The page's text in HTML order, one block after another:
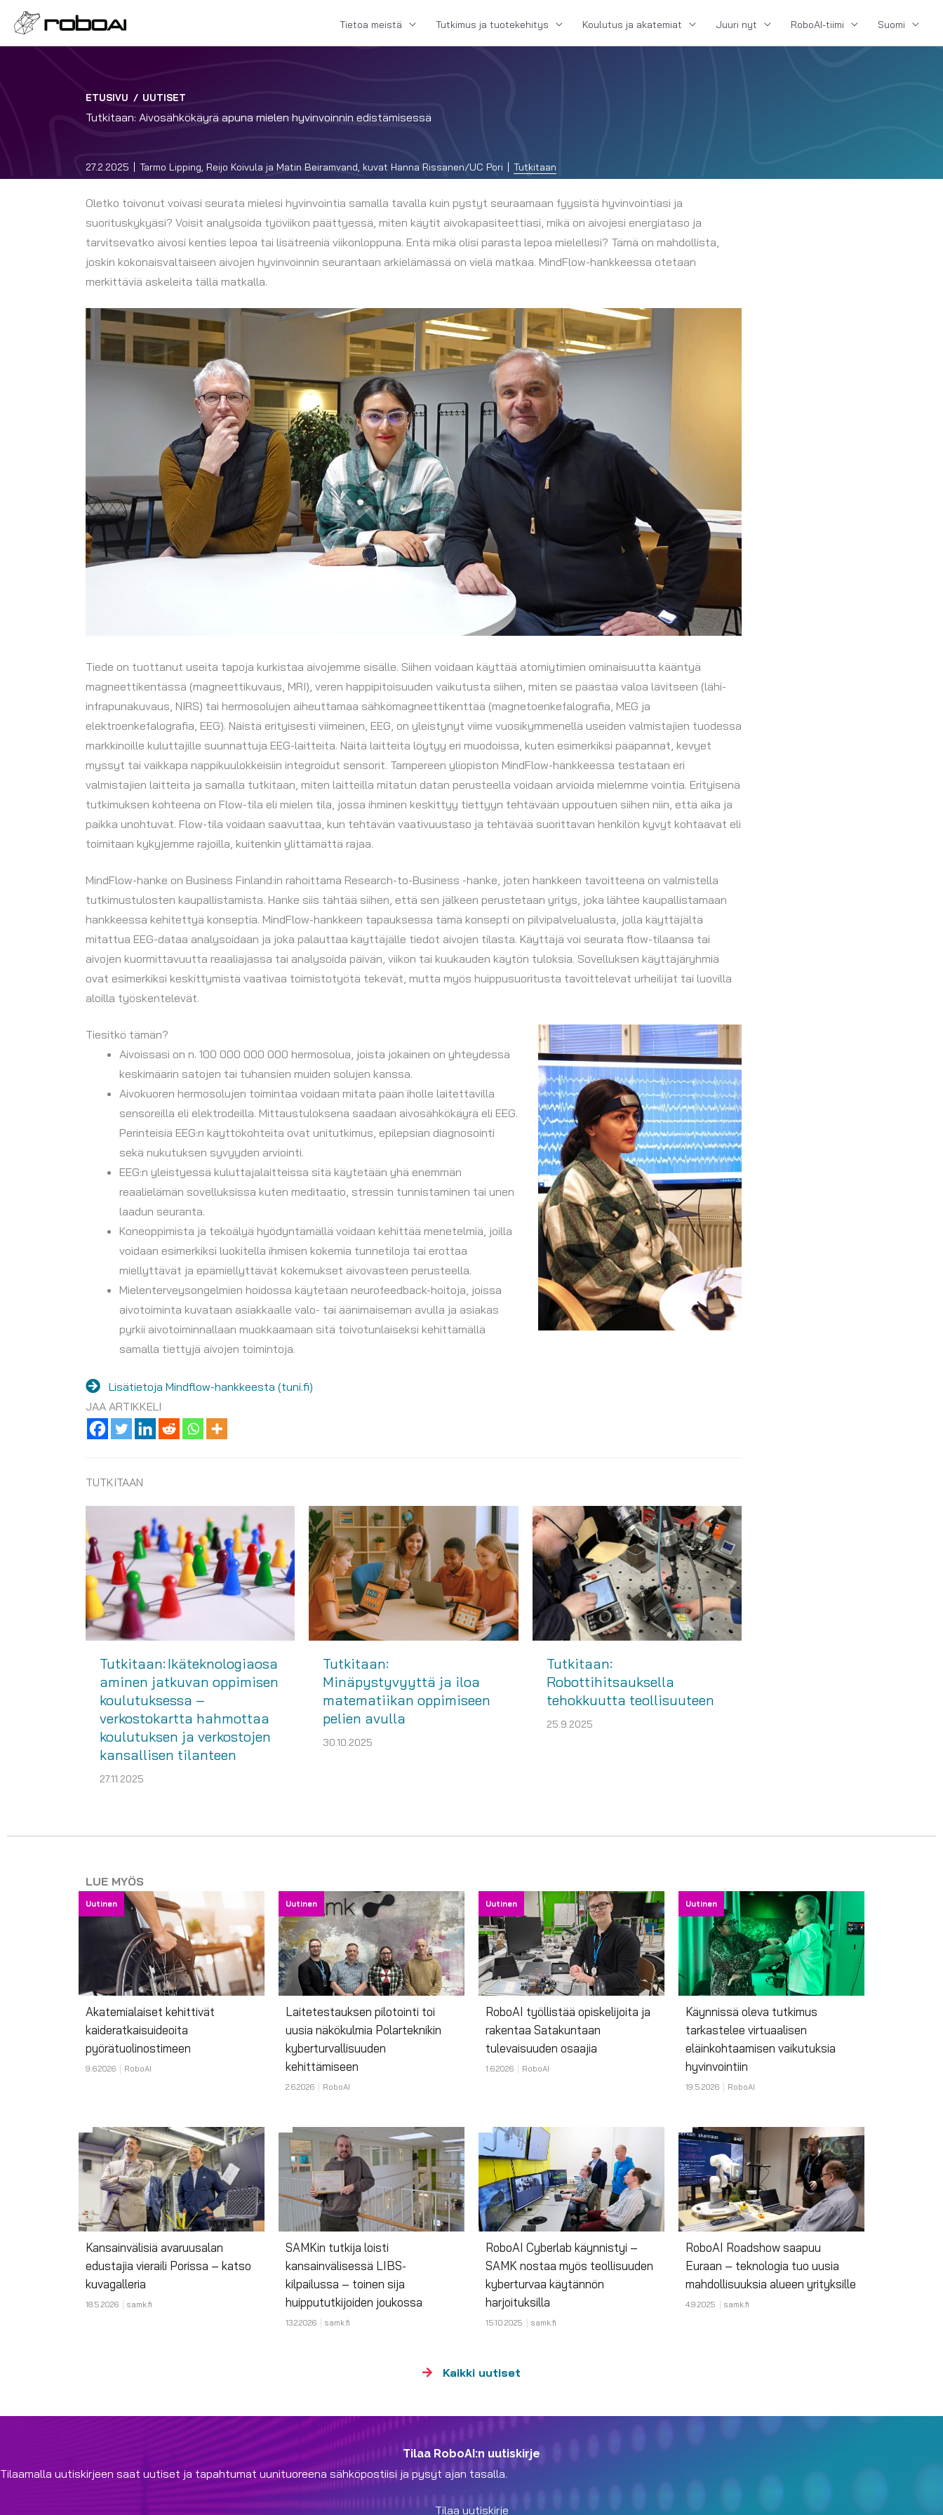
Tietoa meistä Tutkimus ja tuotekehitys Koulutus ja akatemiat Juuri nyt RoboAI-tiimi Suomi
ETUSIVU / UUTISET
Tutkitaan: Aivosähkökäyrä apuna mielen hyvinvoinnin edistämisessä
27.2.2025 Tarmo Lipping, Reijo Koivula ja Matin Beiramvand, kuvat Hanna Rissanen/UC Pori Tutkitaan
Oletko toivonut voivasi seurata mielesi hyvinvointia samalla tavalla kuin pystyt seuraamaan fyysistä hyvinvointiasi ja
suorituskykyäsi? Voisit analysoida työviikon päättyessä, miten käytit aivokapasiteettiasi, mikä on aivojesi energiataso ja
tarvitsevatko aivosi kenties lepoa tai lisätreeniä viikonloppuna. Entä mikä olisi parasta lepoa mielellesi? Tämä on mahdollista,
joskin kokonaisvaltaiseen aivojen hyvinvoinnin seurantaan arkielämässä on vielä matkaa. MindFlow-hankkeessa otetaan
merkittäviä askeleita tällä matkalla.
Tiede on tuottanut useita tapoja kurkistaa aivojemme sisälle. Siihen voidaan käyttää atomiytimien ominaisuutta kääntyä
magneettikentässä (magneettikuvaus, MRI), veren happipitoisuuden vaikutusta siihen, miten se päästää valoa lävitseen (lähi-
infrapunakuvaus, NIRS) tai hermosolujen aiheuttamaa sähkömagneettikenttää (magnetoenkefalografia, MEG ja
elektroenkefalografia, EEG). Näistä erityisesti viimeinen, EEG, on yleistynyt viime vuosikymmenellä useiden valmistajien tuodessa
markkinoille kuluttajille suunnattuja EEG-laitteita. Näitä laitteita löytyy eri muodoissa, kuten esimerkiksi pääpannat, kevyet
myssyt tai vaikkapa nappikuulokkeisiin integroidut sensorit. Tampereen yliopiston MindFlow-hankkeessa testataan eri
valmistajien laitteita ja samalla tutkitaan, miten laitteilla mitatun datan perusteella voidaan arvioida mielemme vointia. Erityisenä
tutkimuksen kohteena on Flow-tila eli mielen tila, jossa ihminen keskittyy tiettyyn tehtävään uppoutuen siihen niin, että aika ja
paikka unohtuvat. Flow-tila voidaan saavuttaa, kun tehtävän vaativuustaso ja tehtävää suorittavan henkilön kyvyt kohtaavat eli
toimitaan kykyjemme rajoilla, kuitenkin ylittämättä rajaa.
MindFlow-hanke on Business Finland:in rahoittama Research-to-Business -hanke, joten hankkeen tavoitteena on valmistella
tutkimustulosten kaupallistamista. Hanke siis tähtää siihen, että sen jälkeen perustetaan yritys, joka lähtee kaupallistamaan
hankkeessa kehitettyä konseptia. MindFlow-hankkeen tapauksessa tämä konsepti on pilvipalvelualusta, jolla käyttäjältä
mitattua EEG-dataa analysoidaan ja joka palauttaa käyttäjälle tiedot aivojen tilasta. Käyttäjä voi seurata flow-tilaansa tai
aivojen kuormittavuutta reaaliajassa tai analysoida päivän, viikon tai kuukauden käytön tuloksia. Sovelluksen käyttäjäryhmiä
ovat esimerkiksi keskittymistä vaativaa toimistotyötä tekevät, mutta myös huippusuoritusta tavoittelevat urheilijat tai luovilla
aloilla työskentelevät.
Tiesitkö tämän?
Aivoissasi on n. 100 000 000 000 hermosolua, joista jokainen on yhteydessä
keskimäärin satojen tai tuhansien muiden solujen kanssa.
Aivokuoren hermosolujen toimintaa voidaan mitata pään iholle laitettavilla
sensoreilla eli elektrodeilla. Mittaustuloksena saadaan aivosähkökäyrä eli EEG.
Perinteisiä EEG:n käyttökohteita ovat unitutkimus, epilepsian diagnosointi
sekä nukutuksen syvyyden arviointi.
EEG:n yleistyessä kuluttajalaitteissa sitä käytetään yhä enemmän
reaalielämän sovelluksissa kuten meditaatio, stressin tunnistaminen tai unen
laadun seuranta.
Koneoppimista ja tekoälyä hyödyntämällä voidaan kehittää menetelmiä, joilla
voidaan esimerkiksi luokitella ihmisen kokemia tunnetiloja tai erottaa
miellyttävät ja epämiellyttävät kokemukset aivovasteen perusteella.
Mielenterveysongelmien hoidossa käytetään neurofeedback-hoitoja, joissa
aivotoiminta kuvataan asiakkaalle valo- tai äänimaiseman avulla ja asiakas
pyrkii aivotoiminnallaan muokkaamaan sitä toivotunlaiseksi kehittämällä
samalla tiettyjä aivojen toimintoja.
Lisätietoja Mindflow-hankkeesta (tuni.fi)
JAA ARTIKKELI
TUTKITAAN
Tutkitaan: Ikäteknologiaosa
aminen jatkuvan oppimisen
koulutuksessa –
verkostokartta hahmottaa
koulutuksen ja verkostojen
kansallisen tilanteen
27.11.2025
Tutkitaan:
Minäpystyvyyttä ja iloa
matematiikan oppimiseen
pelien avulla
30.10.2025
Tutkitaan:
Robottihitsauksella
tehokkuutta teollisuuteen
25.9.2025
LUE MYÖS
Uutinen
Akatemialaiset kehittivät
kaideratkaisuideoita
pyörätuolinostimeen
9.6.2026 RoboAI
Uutinen
Laitetestauksen pilotointi toi
uusia näkökulmia Polarteknikin
kyberturvallisuuden
kehittämiseen
2.6.2026 RoboAI
Uutinen
RoboAI työllistää opiskelijoita ja
rakentaa Satakuntaan
tulevaisuuden osaajia
1.6.2026 RoboAI
Uutinen
Käynnissä oleva tutkimus
tarkastelee virtuaalisen
eläinkohtaamisen vaikutuksia
hyvinvointiin
19.5.2026 RoboAI
Kansainvälisiä avaruusalan
edustajia vieraili Porissa – katso
kuvagalleria
18.5.2026 samk.fi
SAMKin tutkija loisti
kansainvälisessä LIBS-
kilpailussa – toinen sija
huippututkijoiden joukossa
13.2.2026 samk.fi
RoboAI Cyberlab käynnistyi –
SAMK nostaa myös teollisuuden
kyberturvaa käytännön
harjoituksilla
15.10.2025 samk.fi
RoboAI Roadshow saapuu
Euraan – teknologia tuo uusia
mahdollisuuksia alueen yrityksille
4.9.2025 samk.fi
Kaikki uutiset
Tilaa RoboAI:n uutiskirje
Tilaamalla uutiskirjeen saat uutiset ja tapahtumat uunituoreena sähköpostiisi ja pysyt ajan tasalla.
Tilaa uutiskirje